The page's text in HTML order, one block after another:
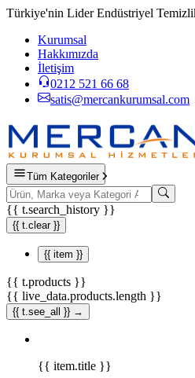
Türkiye'nin Lider Endüstriyel
Kurumsal
Hakkımızda
İletişim
0212 521 66 68
satis@mercankurumsal.com
Tüm Kategoriler
{{ t.search_history }}
{{ t.clear }}
{{ item }}
{{ t.products }}
{{ live_data.products.length }}
{{ t.see_all }} →
{{ item.title }}